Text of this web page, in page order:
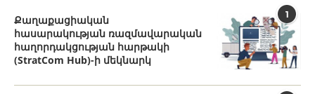
1
Քաղաքացիական
հասարակության ռազմավարական
հաղորդակցության հարթակի
(StratCom Hub)-ի մեկնարկ